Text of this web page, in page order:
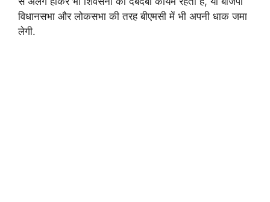
विधानसभा और लोकसभा की तरह बीएमसी में भी अपनी धाक जमा
लेगी.